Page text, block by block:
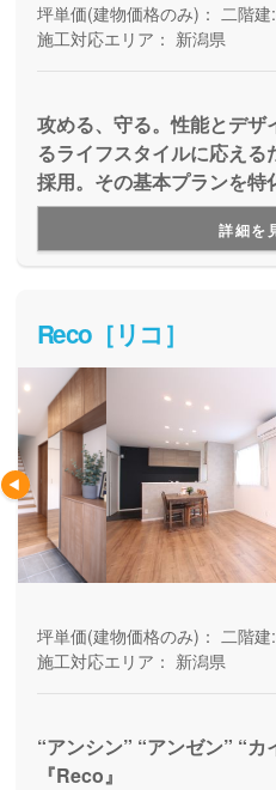
坪単価(建物価格のみ)： 二階
施工対応エリア： 新潟県
攻める、守る。性能とデザ
るライフスタイルに応え
採用。その基本プランを特
もを持たない世帯。シン
方で家を持てること。音楽
など嗜好性の強いものを
スタマイズしながら設計い
詳細を
Reco［リコ］
坪単価(建物価格のみ)： 二階
施工対応エリア： 新潟県
“アンシン” “アンゼン” “
『Reco』